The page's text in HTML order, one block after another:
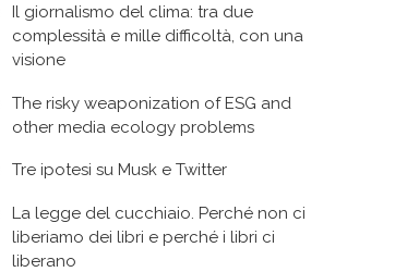
Il giornalismo del clima: tra due
complessità e mille difficoltà, con una
visione
The risky weaponization of ESG and
other media ecology problems
Tre ipotesi su Musk e Twitter
La legge del cucchiaio. Perché non ci
liberiamo dei libri e perché i libri ci
liberano